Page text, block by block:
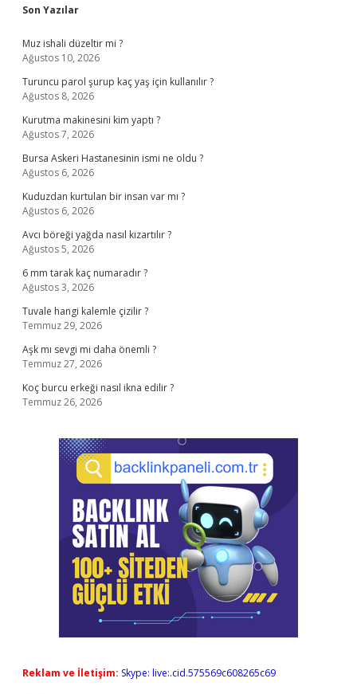
Sidebar
Son Yazılar
Muz ishali düzeltir mi ?
Ağustos 10, 2026
Turuncu parol şurup kaç yaş için kullanılır ?
Ağustos 8, 2026
Kurutma makinesini kim yaptı ?
Ağustos 7, 2026
Bursa Askeri Hastanesinin ismi ne oldu ?
Ağustos 6, 2026
Kuduzdan kurtulan bir insan var mı ?
Ağustos 6, 2026
Avcı böreği yağda nasıl kızartılır ?
Ağustos 5, 2026
6 mm tarak kaç numaradır ?
Ağustos 3, 2026
Tuvale hangi kalemle çizilir ?
Temmuz 29, 2026
Aşk mı sevgi mi daha önemli ?
Temmuz 27, 2026
Koç burcu erkeği nasıl ikna edilir ?
Temmuz 26, 2026
Reklam ve İletişim: Skype: live:.cid.575569c608265c69